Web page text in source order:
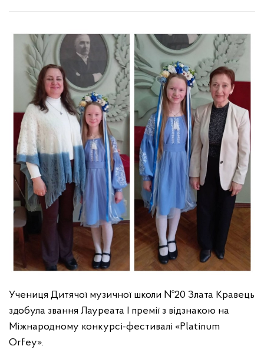
Учениця Дитячої музичної школи №20 Злата Кравець
здобула звання Лауреата І премії з відзнакою на
Міжнародному конкурсі-фестивалі «Platinum
Orfey».